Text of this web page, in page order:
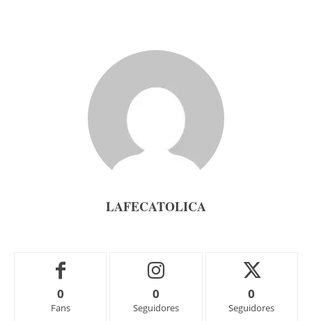
LAFECATOLICA
0
Fans
0
Seguidores
0
Seguidores